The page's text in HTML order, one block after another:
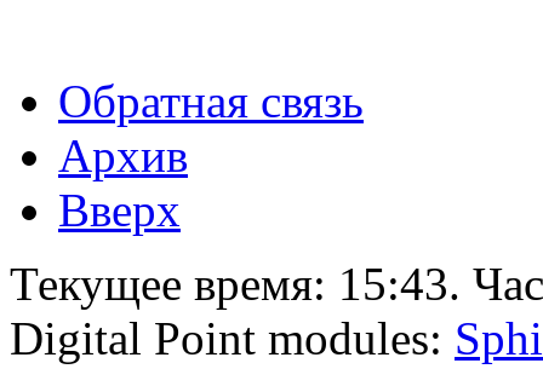
Обратная связь
Архив
Вверх
Текущее время: 15:43.
Digital Point modules: